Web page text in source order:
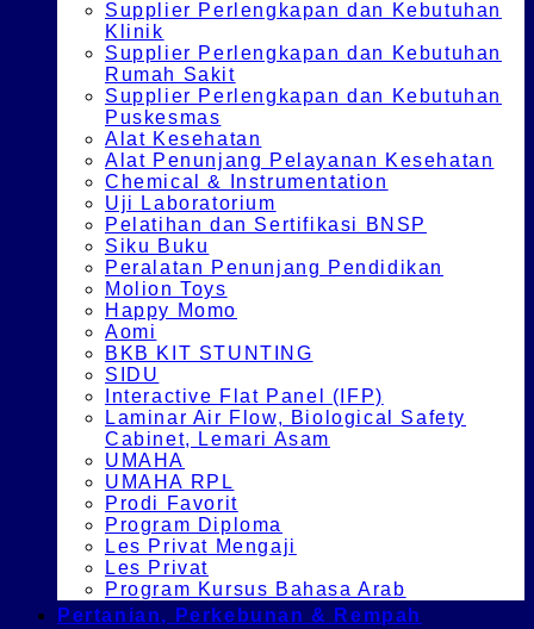
Supplier Perlengkapan dan Kebutuhan
Klinik
Supplier Perlengkapan dan Kebutuhan
Rumah Sakit
Supplier Perlengkapan dan Kebutuhan
Puskesmas
Alat Kesehatan
Alat Penunjang Pelayanan Kesehatan
Chemical & Instrumentation
Uji Laboratorium
Pelatihan dan Sertifikasi BNSP
Siku Buku
Peralatan Penunjang Pendidikan
Molion Toys
Happy Momo
Aomi
BKB KIT STUNTING
SIDU
Interactive Flat Panel (IFP)
Laminar Air Flow, Biological Safety
Cabinet, Lemari Asam
UMAHA
UMAHA RPL
Prodi Favorit
Program Diploma
Les Privat Mengaji
Les Privat
Program Kursus Bahasa Arab
Pertanian, Perkebunan & Rempah